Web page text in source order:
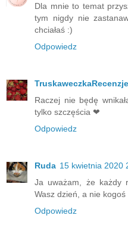
Dla mnie to temat
tym nigdy nie
chciałaś :)
Odpowiedz
Raczej nie będę
tylko szczęścia ❤
Odpowiedz
Ruda 15 kwietnia 2020
Ja uważam, że każdy
Wasz dzień, a nie
Odpowiedz